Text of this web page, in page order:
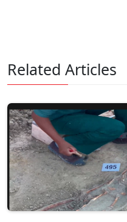
Related Articles